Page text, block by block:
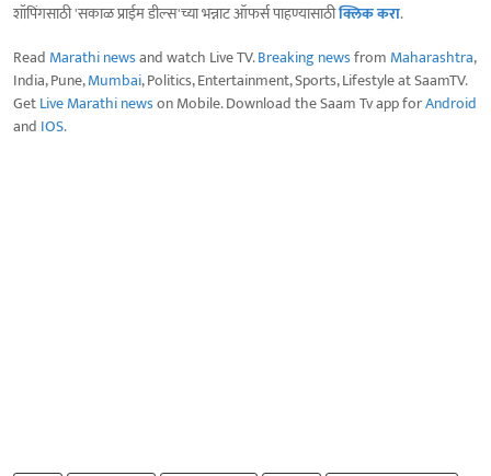
शॉपिंगसाठी 'सकाळ प्राईम डील्स'च्या भन्नाट ऑफर्स पाहण्यासाठीक्लिक करा.
Read Marathi newsand watch Live TV.Breaking newsfrom Maharashtra,
India, Pune,Mumbai, Politics, Entertainment, Sports, Lifestyle at SaamTV.
GetLive Marathi newson Mobile. Download the Saam Tv app forAndroid
and IOS.